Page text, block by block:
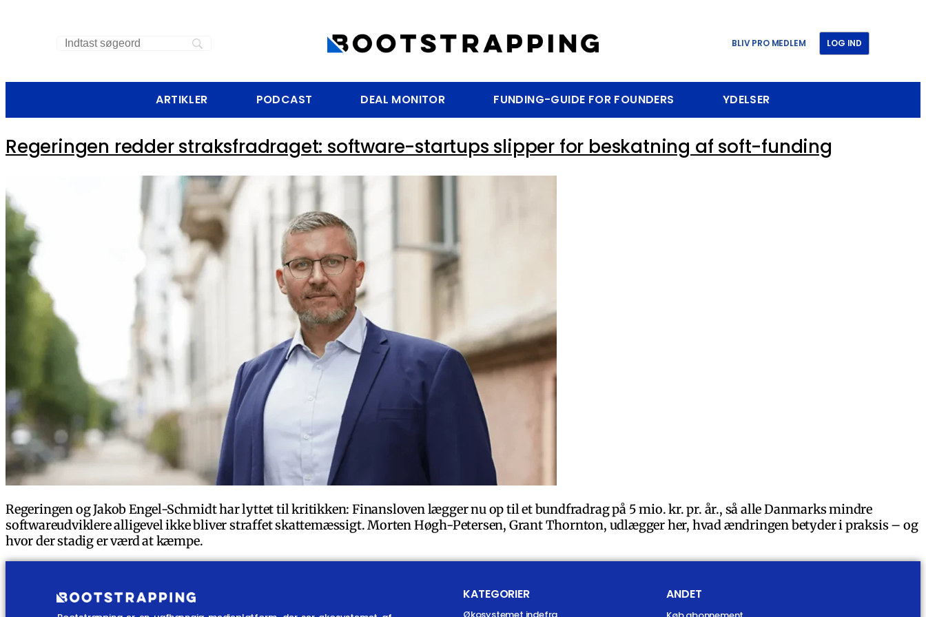
BLIV PRO MEDLEM LOG IND
ARTIKLER PODCAST DEAL MONITOR FUNDING-GUIDE FOR FOUNDERS YDELSER
Regeringen redder straksfradraget: software-startups slipper for beskatning af soft-funding
Regeringen og Jakob Engel-Schmidt har lyttet til kritikken: Finansloven lægger nu op til et bundfradrag på 5 mio. kr. pr. år., så alle Danmarks mindre
softwareudviklere alligevel ikke bliver straffet skattemæssigt. Morten Høgh-Petersen, Grant Thornton, udlægger her, hvad ændringen betyder i praksis – og
hvor der stadig er værd at kæmpe.
KATEGORIER
Økosystemet indefra
ANDET